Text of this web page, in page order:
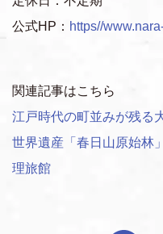
公式HP： https//
関連記事はこちら
江戸時代の町並みが残る
世界遺産「春日山原始林
理旅館